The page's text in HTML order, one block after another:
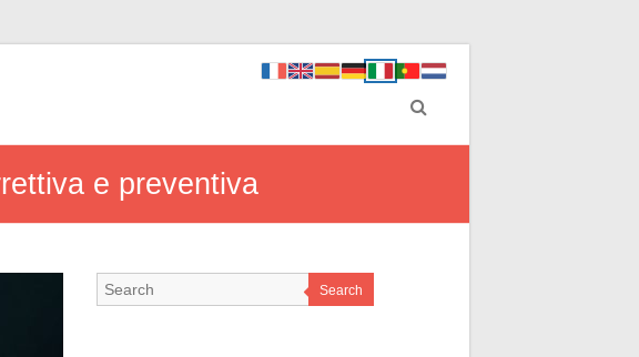
e preventiva
Search